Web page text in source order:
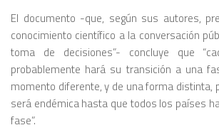
El documento -que, según sus autores,
conocimiento científico a la conversación
toma de decisiones”- concluye que
probablemente hará su transición a una
momento diferente, y de una forma distinta,
será endémica hasta que todos los países
fase”.